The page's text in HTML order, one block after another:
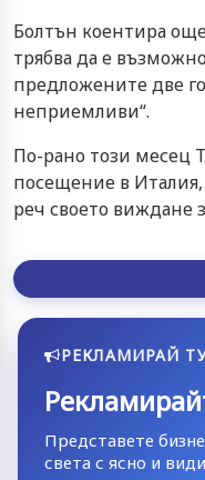
Болтън коентира
трябва да е
предложените две
неприемливи“.
По-рано този месец
посещение в
реч своето виждане
РЕКЛАМИРАЙ
Представете
света с ясно и